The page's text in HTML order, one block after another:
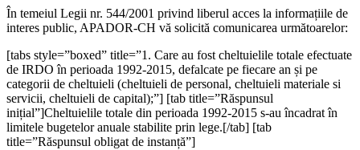
În temeiul Legii nr. 544/2001 privind liberul acces la informațiile de
interes public, APADOR-CH vă solicită comunicarea următoarelor:
[tabs style=”boxed” title=”1. Care au fost cheltuielile totale efectuate
de IRDO în perioada 1992-2015, defalcate pe fiecare an și pe
categorii de cheltuieli (cheltuieli de personal, cheltuieli materiale si
servicii, cheltuieli de capital);”] [tab title=”Răspunsul
inițial”]Cheltuielile totale din perioada 1992-2015 s-au încadrat în
limitele bugetelor anuale stabilite prin lege.[/tab] [tab
title=”Răspunsul obligat de instanță”]